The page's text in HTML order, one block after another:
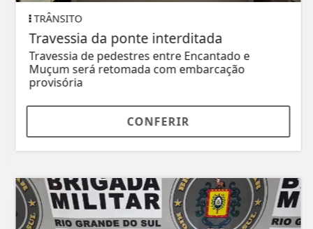
TRÂNSITO
Travessia da ponte interditada
Travessia de pedestres entre Encantado e
Muçum será retomada com embarcação
provisória
CONFERIR